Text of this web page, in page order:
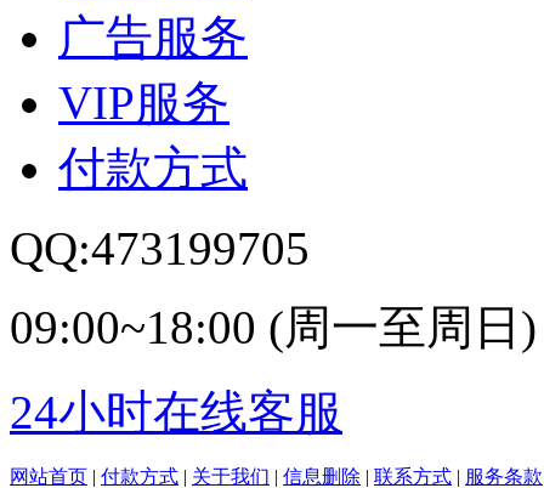
广告服务
VIP服务
付款方式
QQ:473199705
09:00~18:00 (周一至周日)
24小时在线客服
网站首页 | 付款方式 | 关于我们 | 信息删除 | 联系方式 | 服务条款